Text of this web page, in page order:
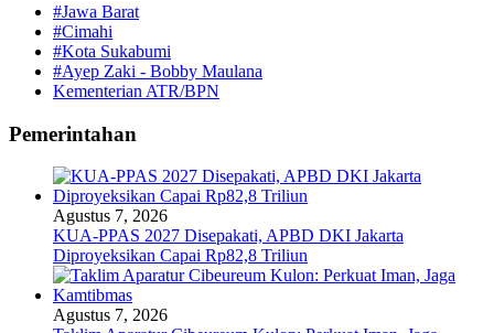
#Jawa Barat
#Cimahi
#Kota Sukabumi
#Ayep Zaki - Bobby Maulana
Kementerian ATR/BPN
Pemerintahan
Agustus 7, 2026
KUA-PPAS 2027 Disepakati, APBD DKI Jakarta
Diproyeksikan Capai Rp82,8 Triliun
Agustus 7, 2026